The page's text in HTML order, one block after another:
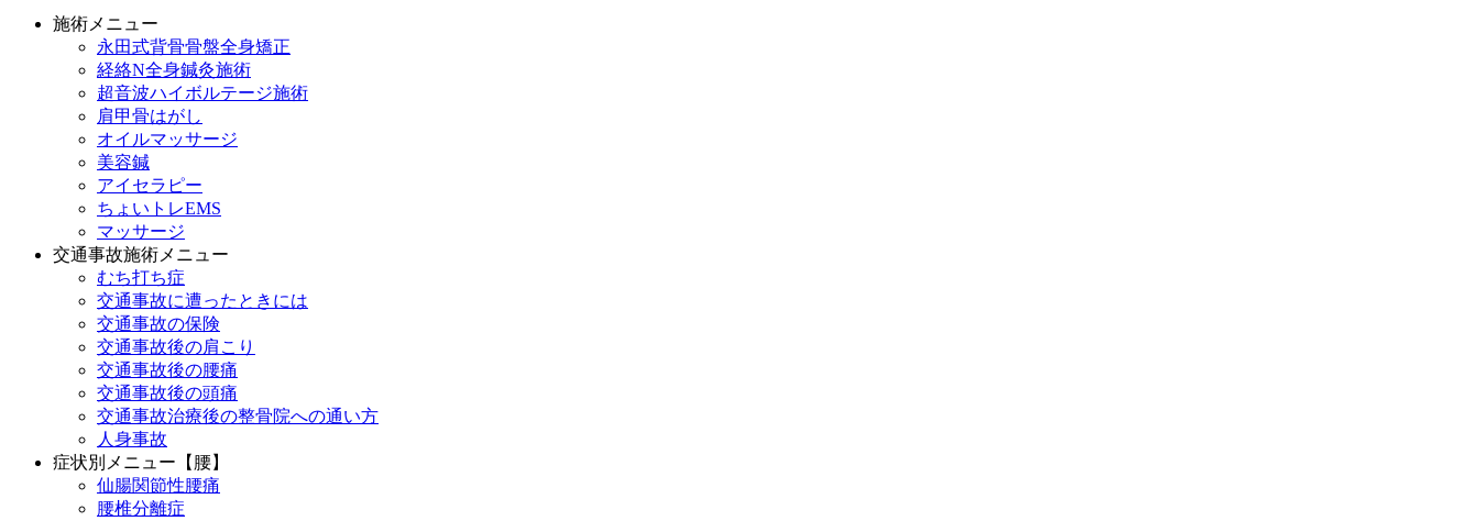
施術メニュー
永田式背骨骨盤全身矯正
経絡N全身鍼灸施術
超音波ハイボルテージ施術
肩甲骨はがし
オイルマッサージ
美容鍼
アイセラピー
ちょいトレEMS
マッサージ
交通事故施術メニュー
むち打ち症
交通事故に遭ったときには
交通事故の保険
交通事故後の肩こり
交通事故後の腰痛
交通事故後の頭痛
交通事故治療後の整骨院への通い方
人身事故
症状別メニュー【腰】
仙腸関節性腰痛
腰椎分離症